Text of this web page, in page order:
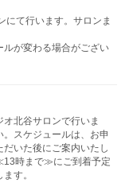
て行います。サロンま
が変わる場合がござい
北谷サロンで行いま
スケジュールは、お申
いた後にご案内いたし
時まで≫にご到着予定
す。